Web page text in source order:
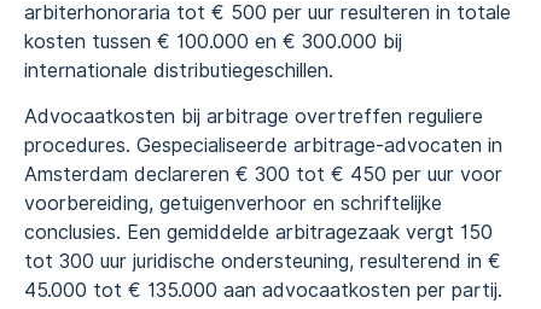
arbiterhonoraria tot € 500 per uur resulteren in totale
kosten tussen € 100.000 en € 300.000 bij
internationale distributiegeschillen.
Advocaatkosten bij arbitrage overtreffen reguliere
procedures. Gespecialiseerde arbitrage-advocaten in
Amsterdam declareren € 300 tot € 450 per uur voor
voorbereiding, getuigenverhoor en schriftelijke
conclusies. Een gemiddelde arbitragezaak vergt 150
tot 300 uur juridische ondersteuning, resulterend in €
45.000 tot € 135.000 aan advocaatkosten per partij.